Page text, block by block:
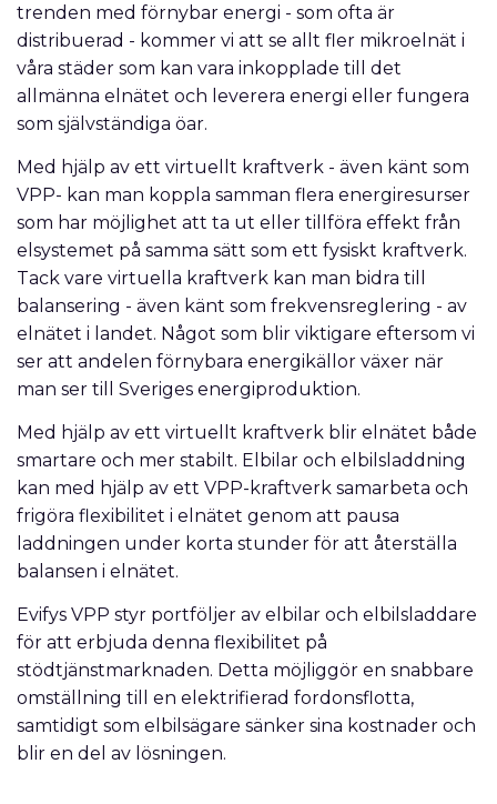
trenden med förnybar energi - som ofta är
distribuerad - kommer vi att se allt fler mikroelnät i
våra städer som kan vara inkopplade till det
allmänna elnätet och leverera energi eller fungera
som självständiga öar.
Med hjälp av ett virtuellt kraftverk - även känt som
VPP- kan man koppla samman flera energiresurser
som har möjlighet att ta ut eller tillföra effekt från
elsystemet på samma sätt som ett fysiskt kraftverk.
Tack vare virtuella kraftverk kan man bidra till
balansering - även känt som frekvensreglering - av
elnätet i landet. Något som blir viktigare eftersom vi
ser att andelen förnybara energikällor växer när
man ser till Sveriges energiproduktion.
Med hjälp av ett virtuellt kraftverk blir elnätet både
smartare och mer stabilt. Elbilar och elbilsladdning
kan med hjälp av ett VPP-kraftverk samarbeta och
frigöra flexibilitet i elnätet genom att pausa
laddningen under korta stunder för att återställa
balansen i elnätet.
Evifys VPP styr portföljer av elbilar och elbilsladdare
för att erbjuda denna flexibilitet på
stödtjänstmarknaden. Detta möjliggör en snabbare
omställning till en elektrifierad fordonsflotta,
samtidigt som elbilsägare sänker sina kostnader och
blir en del av lösningen.